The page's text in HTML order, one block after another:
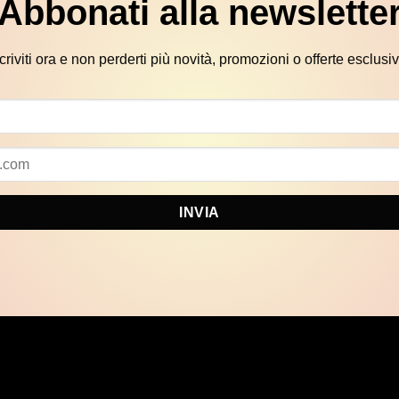
alla
ora e non perderti più novità, promozioni o offerte
INVIA